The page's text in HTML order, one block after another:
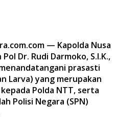
— Kapolda Nusa
Dr. Rudi Darmoko, S.I.K.,
prasasti
Larva) yang merupakan
Polda NTT, serta
Polisi Negara (SPN)